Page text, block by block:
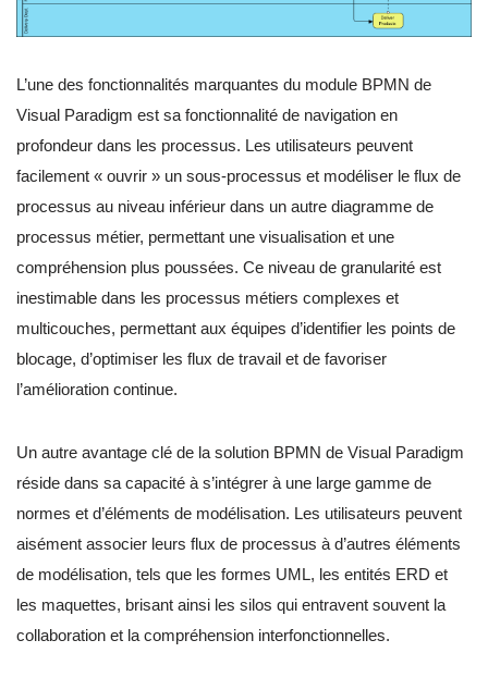
L’une des fonctionnalités marquantes du module BPMN de
Visual Paradigm est sa fonctionnalité de navigation en
profondeur dans les processus. Les utilisateurs peuvent
facilement « ouvrir » un sous-processus et modéliser le flux de
processus au niveau inférieur dans un autre diagramme de
processus métier, permettant une visualisation et une
compréhension plus poussées. Ce niveau de granularité est
inestimable dans les processus métiers complexes et
multicouches, permettant aux équipes d’identifier les points de
blocage, d’optimiser les flux de travail et de favoriser
l’amélioration continue.
Un autre avantage clé de la solution BPMN de Visual Paradigm
réside dans sa capacité à s’intégrer à une large gamme de
normes et d’éléments de modélisation. Les utilisateurs peuvent
aisément associer leurs flux de processus à d’autres éléments
de modélisation, tels que les formes UML, les entités ERD et
les maquettes, brisant ainsi les silos qui entravent souvent la
collaboration et la compréhension interfonctionnelles.